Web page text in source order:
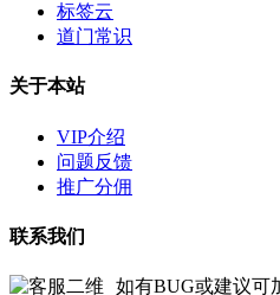
标签云
道门常识
关于本站
VIP介绍
问题反馈
推广分佣
联系我们
如有BUG或建议可